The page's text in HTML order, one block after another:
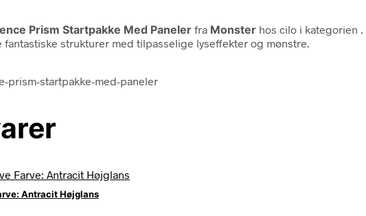
Prism Startpakke Med Paneler fra Monster hos cilo i kategorien
fantastiske strukturer med tilpasselige lyseffekter og mønstre.
prism-startpakke-med-paneler
Antracit Højglans